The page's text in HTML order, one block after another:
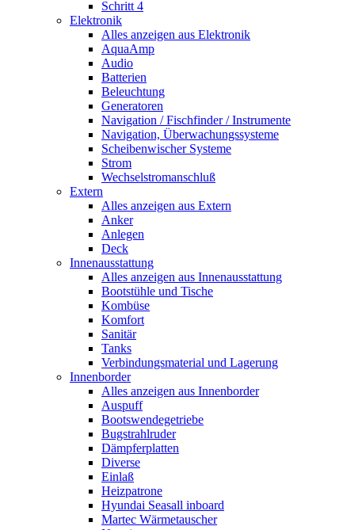
Schritt 4
Elektronik
Alles anzeigen aus Elektronik
AquaAmp
Audio
Batterien
Beleuchtung
Generatoren
Navigation / Fischfinder / Instrumente
Navigation, Überwachungssysteme
Scheibenwischer Systeme
Strom
Wechselstromanschluß
Extern
Alles anzeigen aus Extern
Anker
Anlegen
Deck
Innenausstattung
Alles anzeigen aus Innenausstattung
Bootstühle und Tische
Kombüse
Komfort
Sanitär
Tanks
Verbindungsmaterial und Lagerung
Innenborder
Alles anzeigen aus Innenborder
Auspuff
Bootswendegetriebe
Bugstrahlruder
Dämpferplatten
Diverse
Einlaß
Heizpatrone
Hyundai Seasall inboard
Martec Wärmetauscher